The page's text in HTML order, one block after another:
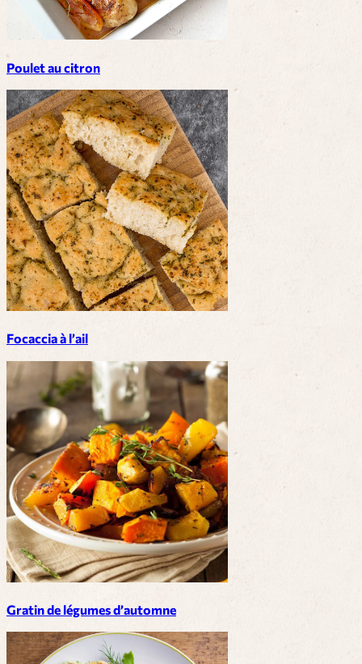
Poulet au citron
Focaccia à l’ail
Gratin de légumes d’automne